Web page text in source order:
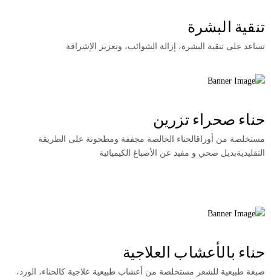
تنقية البشرة
تساعد على تنقية البشرة، إزالة الشوائب، وتعزيز الإشراقة
حناء صحراء تزرين
مستخلصة من أوراقالحناء الخالصة مجففة ومطحونة على الطريقة
التقليديةبديل صحي و مفيد عن الأصباغ الكيميائية
حناء بالأعشاب العلاجية
صبغة طبيعية للشعر مستخلصة من أعشاب طبيعية علاجية كالحناء، الورد،